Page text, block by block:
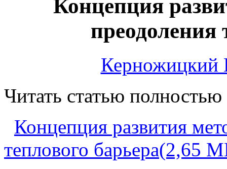
Концепция
преодоления
Керножицкий
Читать статью полностью
Концепция развития
теплового барьера(2,65